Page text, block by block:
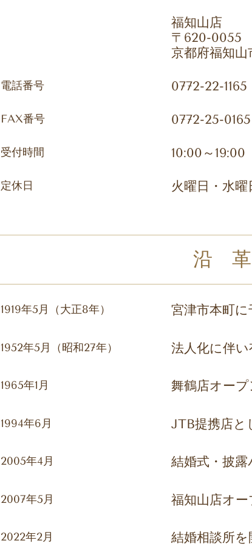
福知山店
〒620-0055
京都府福知山
電話番号 0772-22-1165
FAX番号 0772-25-0165
受付時間 10:00～19:00
定休日 火曜日・水曜
沿 革
1919年5月（大正8年） 宮津市本町
1952年5月（昭和27年） 法人化に伴
1965年1月 舞鶴店オー
1994年6月 JTB提携店と
2005年4月 結婚式・披
2007年5月 福知山店オ
2022年2月 結婚相談所を